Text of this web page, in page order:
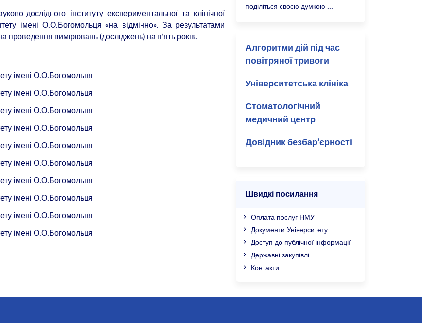
дослідного інституту експериментальної та клінічної
імені О.О.Богомольця «на відмінно». За результатами
проведення вимірювань (досліджень) на п’ять років.
поділіться своєю думкою
Алгоритми дій під час
повітряної тривоги
Університетська клініка
Стоматологічний
медичний центр
Довідник безбар’єрності
Швидкі посилання
Оплата послуг НМУ
Документи Університету
Доступ до публічної інформації
Державні закупівлі
Контакти